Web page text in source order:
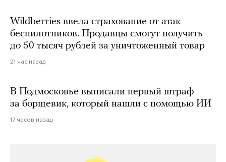
Wildberries ввела страхование от атак
беспилотников. Продавцы смогут получить
до 50 тысяч рублей за уничтоженный товар
21 час назад
В Подмосковье выписали первый штраф
за борщевик, который нашли с помощью ИИ
17 часов назад